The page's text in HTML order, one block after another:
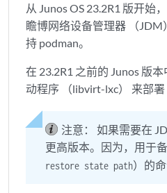
从 Junos OS 23.2R1 版开始
瞻博网络设备管理器 （
持 podman。
在 23.2R1 之前的 Junos 版
动程序 （libvirt-lxc） 来部署
注意：
如果需要在
更高版本。因为，用于
restore state path）的